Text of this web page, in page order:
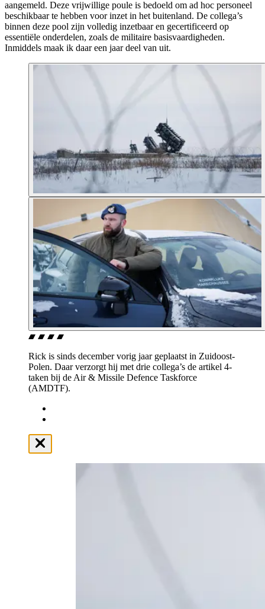
aangemeld. Deze vrijwillige poule is bedoeld om ad hoc personeel
beschikbaar te hebben voor inzet in het buitenland. De collega’s
binnen deze pool zijn volledig inzetbaar en gecertificeerd op
essentiële onderdelen, zoals de militaire basisvaardigheden.
Inmiddels maak ik daar een jaar deel van uit.
Rick is sinds december vorig jaar geplaatst in Zuidoost-
Polen. Daar verzorgt hij met drie collega’s de artikel 4-
taken bij de Air & Missile Defence Taskforce
(AMDTF).